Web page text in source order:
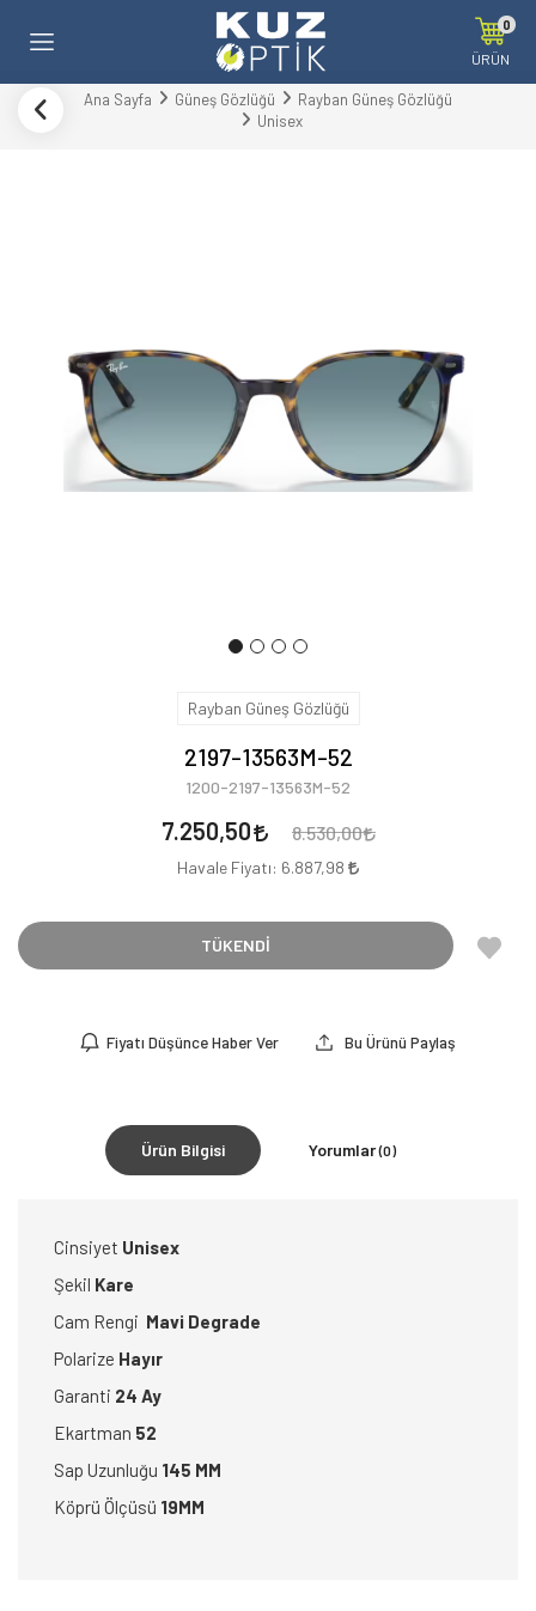
0
ÜRÜN
Ana Sayfa Güneş Gözlüğü
Rayban Güneş Gözlüğü
Unisex
Rayban Güneş Gözlüğü
2197-13563M-52
1200-2197-13563M-52
7.250,50 8.530,00
Havale Fiyatı: 6.887,98
TÜKENDİ
Fiyatı Düşünce Haber Ver Bu Ürünü Paylaş
Ürün Bilgisi Yorumlar(0)
Cinsiyet Unisex
Şekil Kare
Cam Rengi Mavi Degrade
Polarize Hayır
Garanti 24 Ay
Ekartman 52
Sap Uzunluğu 145 MM
Köprü Ölçüsü 19MM